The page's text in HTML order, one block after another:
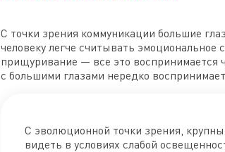
С точки зрения коммуникации большие
человеку легче считывать
прищуривание — все это воспринимается
с большими глазами нередко
С эволюционной точки зрения,
видеть в условиях слабой